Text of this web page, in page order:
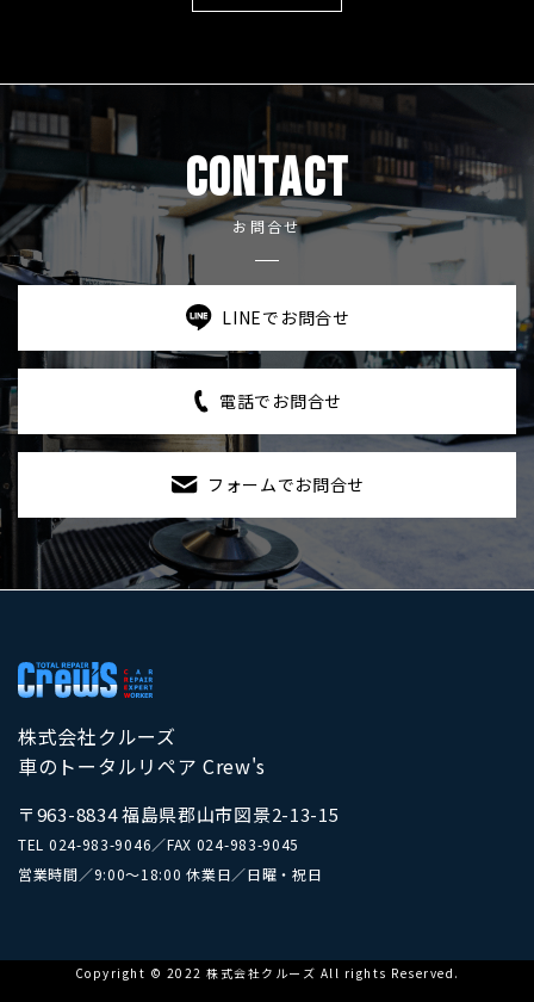
CONTACT
お問合せ
LINEでお問合せ
電話でお問合せ
フォームでお問合せ
株式会社クルーズ
車のトータルリペア Crew's
〒963-8834 福島県郡山市図景2-13-15
TEL 024-983-9046／FAX 024-983-9045
営業時間／9:00～18:00 休業日／日曜・祝日
Copyright © 2022 株式会社クルーズ All rights Reserved.